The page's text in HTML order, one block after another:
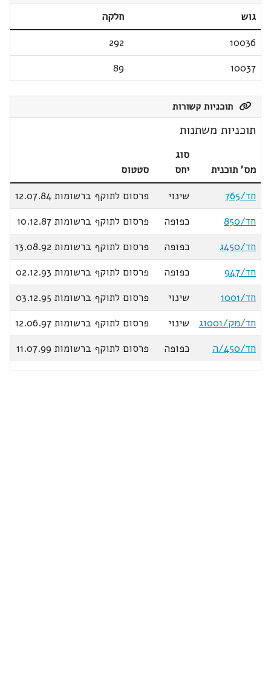
גוש
חלקה
10036
292
10037
89
תוכניות קשורות
תוכניות משתנות
מס' תוכנית
סוג
יחס
סטטוס
חד/765
שינוי
פרסום לתוקף ברשומות 12.07.84
חד/850
כפופה
פרסום לתוקף ברשומות 10.12.87
חד/450ג
כפופה
פרסום לתוקף ברשומות 13.08.92
חד/947
כפופה
פרסום לתוקף ברשומות 02.12.93
חד/1001
שינוי
פרסום לתוקף ברשומות 03.12.95
חד/מק/1001ג
שינוי
פרסום לתוקף ברשומות 12.06.97
חד/450/ה
כפופה פרסום לתוקף ברשומות 11.07.99